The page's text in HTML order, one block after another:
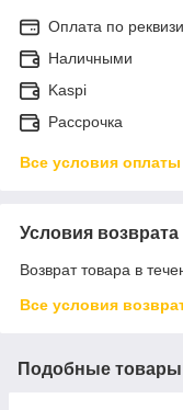
Оплата по
Наличными
Kaspi
Рассрочка
Все условия оплаты
Условия возврата
Возврат товара в
Все условия
Подобные